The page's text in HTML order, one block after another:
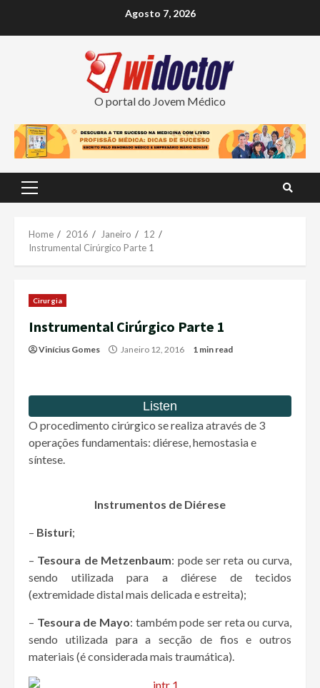
Agosto 7, 2026
O portal do Jovem Médico
Primary
Home 2016 Janeiro
12
Instrumental Cirúrgico Parte 1
Cirurgia
Instrumental Cirúrgico Parte 1
Vinícius Gomes Janeiro 12, 2016 1 min read
O procedimento cirúrgico se realiza através de 3
operações fundamentais: diérese, hemostasia e
síntese.
Instrumentos de Diérese
– Bisturi;
– Tesoura de Metzenbaum: pode ser reta ou curva,
sendo utilizada para a diérese de tecidos
(extremidade distal mais delicada e estreita);
– Tesoura de Mayo: também pode ser reta ou curva,
sendo utilizada para a secção de fios e outros
materiais (é considerada mais traumática).